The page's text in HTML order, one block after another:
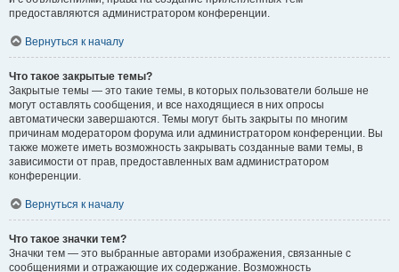
предоставляются администратором конференции.
Вернуться к началу
Что такое закрытые темы?
Закрытые темы — это такие темы, в которых пользователи больше не
могут оставлять сообщения, и все находящиеся в них опросы
автоматически завершаются. Темы могут быть закрыты по многим
причинам модератором форума или администратором конференции. Вы
также можете иметь возможность закрывать созданные вами темы, в
зависимости от прав, предоставленных вам администратором
конференции.
Вернуться к началу
Что такое значки тем?
Значки тем — это выбранные авторами изображения, связанные с
сообщениями и отражающие их содержание. Возможность